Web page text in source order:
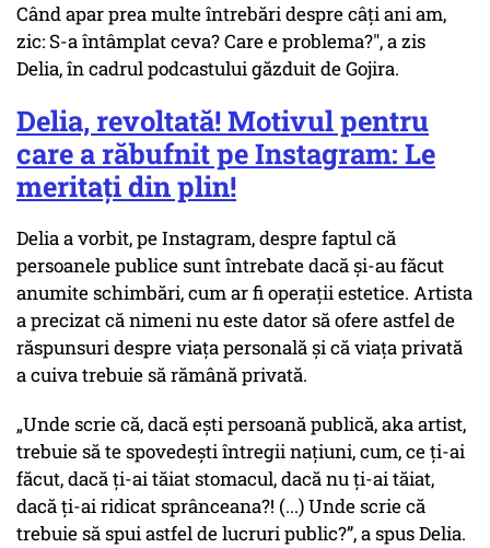
Când apar prea multe întrebări despre câți ani am,
zic: S-a întâmplat ceva? Care e problema?", a zis
Delia, în cadrul podcastului găzduit de Gojira.
Delia, revoltată! Motivul pentru
care a răbufnit pe Instagram: Le
meritați din plin!
Delia a vorbit, pe Instagram, despre faptul că
persoanele publice sunt întrebate dacă și-au făcut
anumite schimbări, cum ar fi operații estetice. Artista
a precizat că nimeni nu este dator să ofere astfel de
răspunsuri despre viața personală și că viața privată
a cuiva trebuie să rămână privată.
„Unde scrie că, dacă ești persoană publică, aka artist,
trebuie să te spovedești întregii națiuni, cum, ce ți-ai
făcut, dacă ți-ai tăiat stomacul, dacă nu ți-ai tăiat,
dacă ți-ai ridicat sprânceana?! (...) Unde scrie că
trebuie să spui astfel de lucruri public?”, a spus Delia.